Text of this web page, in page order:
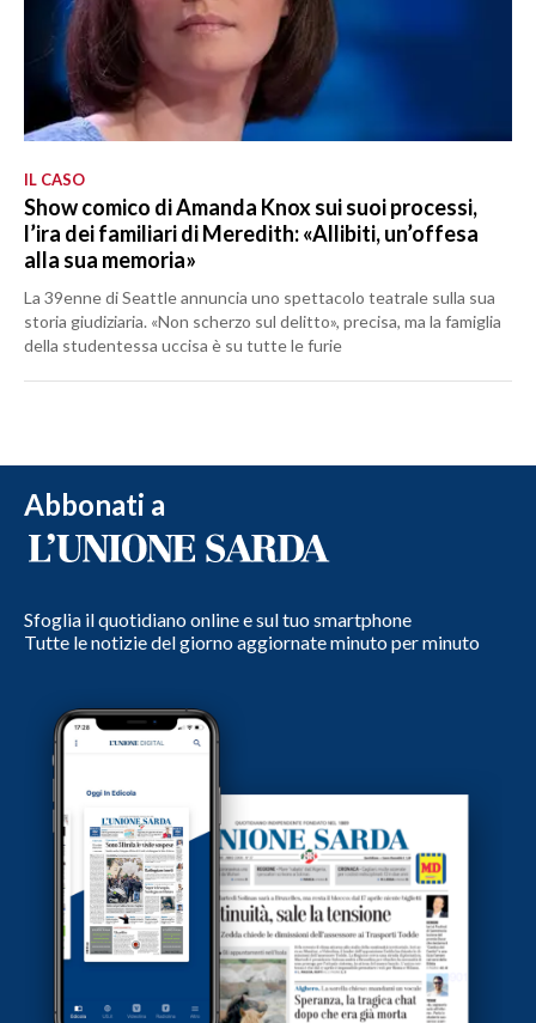
IL CASO
Show comico di Amanda Knox sui suoi processi,
l’ira dei familiari di Meredith: «Allibiti, un’offesa
alla sua memoria»
La 39enne di Seattle annuncia uno spettacolo teatrale sulla sua
storia giudiziaria. «Non scherzo sul delitto», precisa, ma la famiglia
della studentessa uccisa è su tutte le furie
Abbonati a
Sfoglia il quotidiano online e sul tuo smartphone
Tutte le notizie del giorno aggiornate minuto per minuto